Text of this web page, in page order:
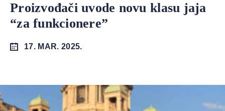
Proizvođači uvode novu klasu jaja
“za funkcionere”
17. MAR. 2025.